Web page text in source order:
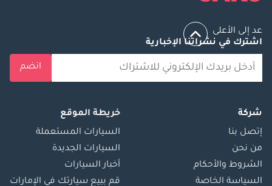
عد إلى الأعلى
اشترك في نشراتنا الإخبارية
انضم
شركة
إتصل بنا
من نحن
الشروط والأحكام
السياسة الخاصة
خريطة الموقع
السيارات المستعملة
السيارات الجديدة
أخبار السيارات
قم ببيع سيارتك في الإمارات